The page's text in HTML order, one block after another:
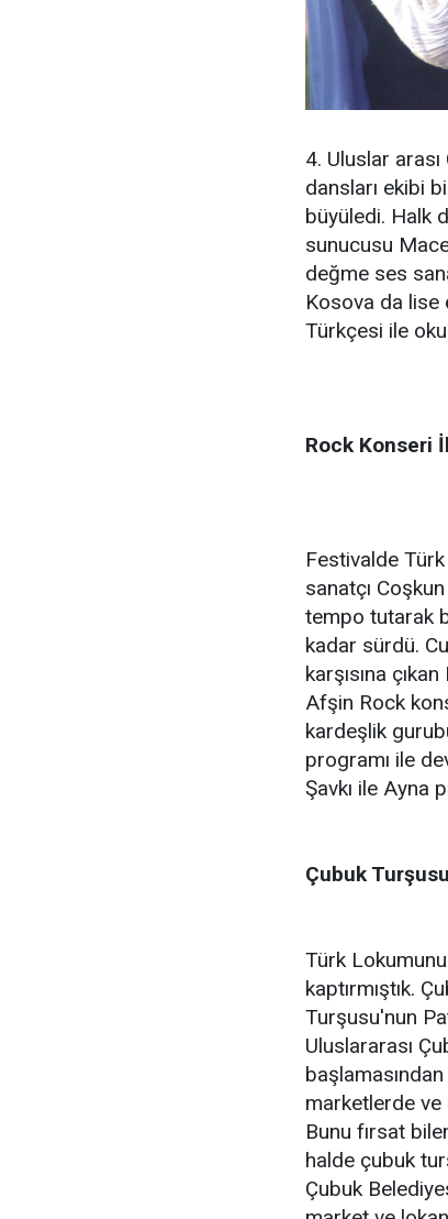
4. Uluslar
dansları ekibi
büyüledi. Halk
sunucusu
değme ses
Kosova da lise
Türkçesi ile
Rock Konseri
Festivalde Türk
sanatçı
tempo tutarak
kadar sürdü.
karşısına
Afşin Rock
kardeşlik
programı ile
Şavkı ile Ayna
Çubuk
Türk
kaptırmıştık.
Turşusu'nun
Uluslararası
marketlerde ve
Bunu fırsat
halde çubuk
Çubuk